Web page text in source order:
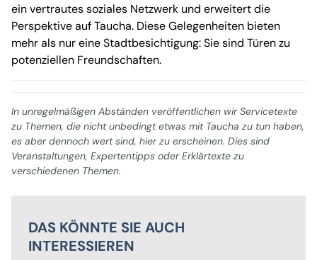
ein vertrautes soziales Netzwerk und erweitert die
Perspektive auf Taucha. Diese Gelegenheiten bieten
mehr als nur eine Stadtbesichtigung: Sie sind Türen zu
potenziellen Freundschaften.
In unregelmäßigen Abständen veröffentlichen wir Servicetexte
zu Themen, die nicht unbedingt etwas mit Taucha zu tun haben,
es aber dennoch wert sind, hier zu erscheinen. Dies sind
Veranstaltungen, Expertentipps oder Erklärtexte zu
verschiedenen Themen.
DAS KÖNNTE SIE AUCH
INTERESSIEREN